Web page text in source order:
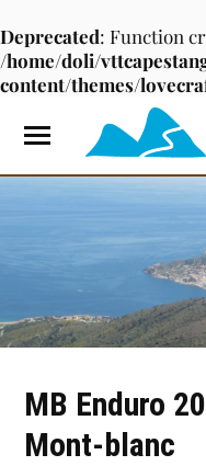
Deprecated: Function
/home/doli/
content/themes/
MB Enduro
Mont-blanc